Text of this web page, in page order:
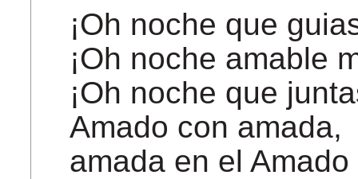
¡Oh noche que
¡Oh noche amable
¡Oh noche que
Amado con amada,
amada en el